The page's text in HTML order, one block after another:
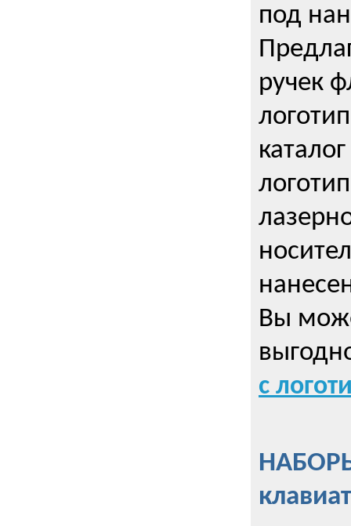
под
ручек
Вы
с